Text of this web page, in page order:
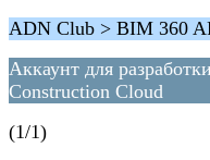
ADN Club > BIM 360
Аккаунт для
Construction Cloud
(1/1)